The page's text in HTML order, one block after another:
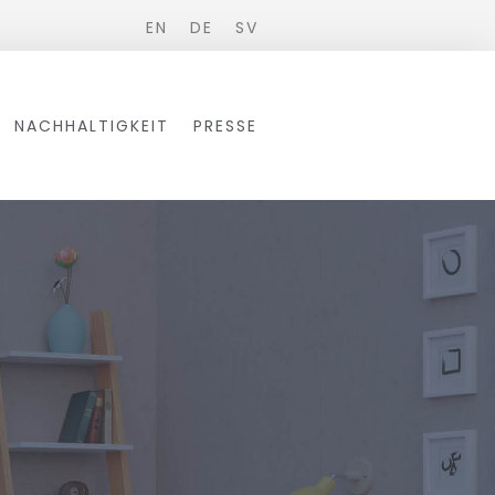
EN DE SV
NACHHALTIGKEIT PRESSE